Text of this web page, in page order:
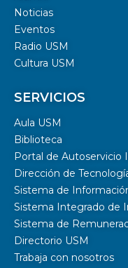
Noticias
Eventos
Radio USM
Cultura USM
SERVICIOS
Aula USM
Biblioteca
Portal de Autoservicio
Dirección de
Sistema de
Sistema Integrado de
Sistema de
Directorio USM
Trabaja con nosotros